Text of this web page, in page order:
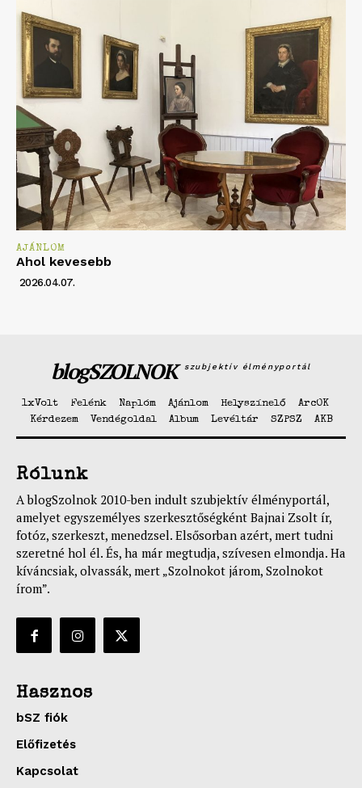
AJÁNLOM
Ahol kevesebb
2026.04.07.
blogSZOLNOK szubjektív élményportál
1xVolt Felénk Naplóm Ajánlom Helyszínelő
ArcOK
Kérdezem
Vendégoldal Album Levéltár SZPSZ AKB
Rólunk
A blogSzolnok 2010-ben indult szubjektív élményportál,
amelyet egyszemélyes szerkesztőségként Bajnai Zsolt ír,
fotóz, szerkeszt, menedzsel. Elsősorban azért, mert tudni
szeretné hol él. És, ha már megtudja, szívesen elmondja. Ha
kíváncsiak, olvassák, mert „Szolnokot járom, Szolnokot
írom”.
Hasznos
bSZ fiók
Előfizetés
Kapcsolat